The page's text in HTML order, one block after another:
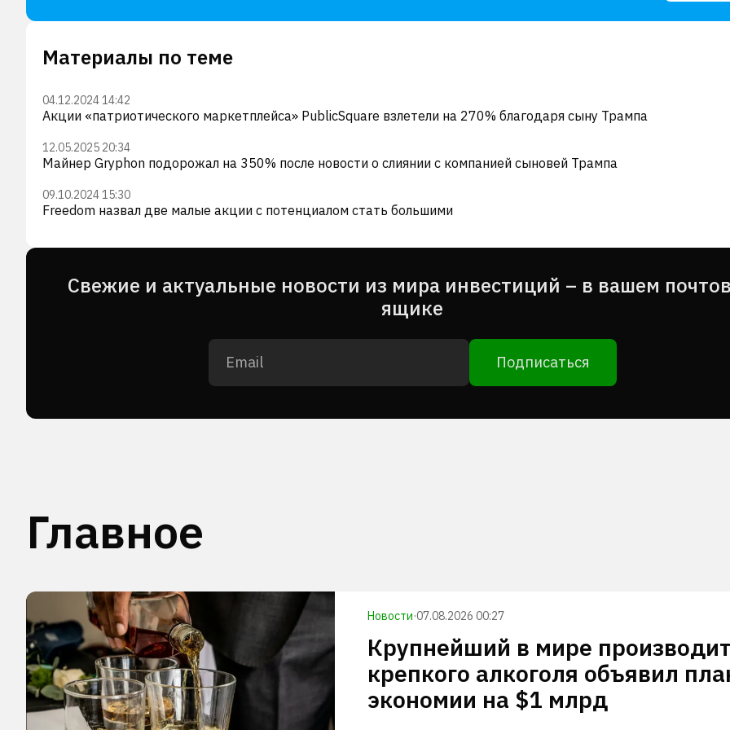
Материалы по теме
04.12.2024 14:42
Акции «патриотического маркетплейса» PublicSquare взлетели на 270% благодаря сыну Трампа
12.05.2025 20:34
Майнер Gryphon подорожал на 350% после новости о слиянии с компанией сыновей Трампа
09.10.2024 15:30
Freedom назвал две малые акции с потенциалом стать большими
Cвежие и актуальные новости из мира инвестиций – в вашем
ящике
Подписаться
Главное
Новости·07.08.2026 00:27
Крупнейший в мире
крепкого алкоголя объявил
экономии на $1 млрд